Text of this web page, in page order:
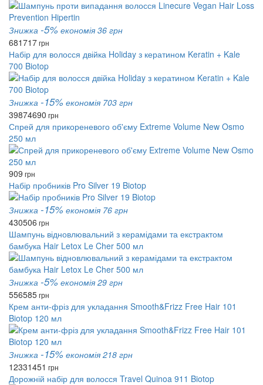
Знижка -5% економія 36 грн
681717грн
Набір для волосся двійка Holiday з кератином Keratin + Kale
700 Biotop
Знижка -15% економія 703 грн
39874690 грн
Спрей для прикореневого об'єму Extreme Volume New Osmo
250 мл
909 грн
Набір пробників Pro Silver 19 Biotop
Знижка -15% економія 76 грн
430506 грн
Шампунь відновлювальний з керамідами та екстрактом
бамбука Hair Letox Le Cher 500 мл
Знижка -5% економія 29 грн
556585грн
Крем анти-фріз для укладання Smooth&Frizz Free Hair 101
Biotop 120 мл
Знижка -15% економія 218 грн
12331451 грн
Дорожній набір для волосся Travel Quinoa 911 Biotop